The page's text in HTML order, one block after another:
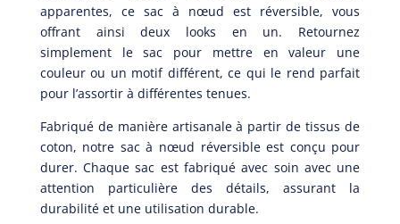
apparentes, ce sac à nœud est réversible, vous
offrant ainsi deux looks en un. Retournez
simplement le sac pour mettre en valeur une
couleur ou un motif différent, ce qui le rend parfait
pour l’assortir à différentes tenues.
Fabriqué de manière artisanale à partir de tissus de
coton, notre sac à nœud réversible est conçu pour
durer. Chaque sac est fabriqué avec soin avec une
attention particulière des détails, assurant la
durabilité et une utilisation durable.